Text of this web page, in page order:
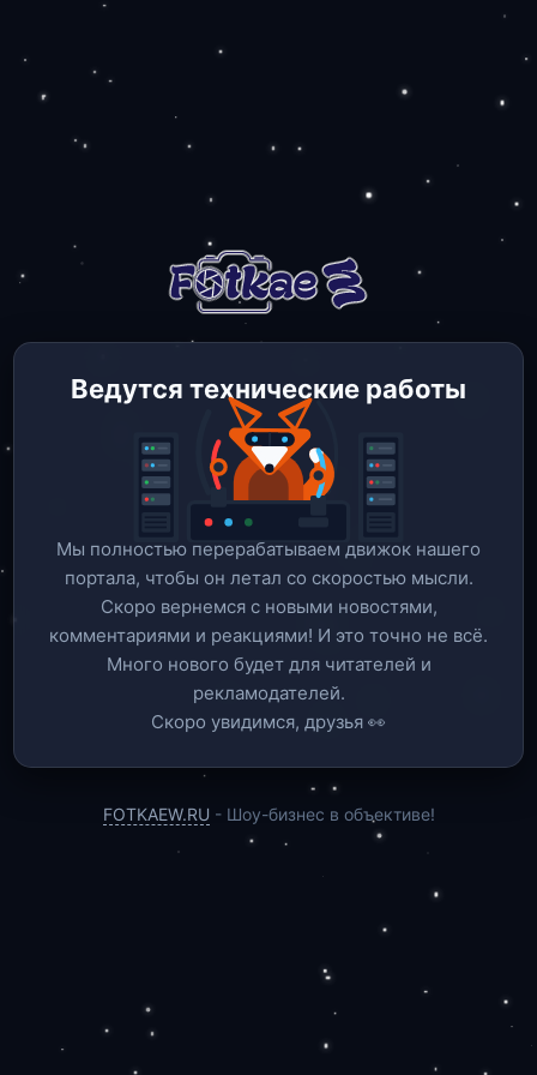
Ведутся технические работы
Мы полностью перерабатываем движок нашего
портала, чтобы он летал со скоростью мысли.
Скоро вернемся c новыми новостями,
комментариями и реакциями! И это точно не всё.
Много нового будет для читателей и
рекламодателей.
Скоро увидимся, друзья 👀
FOTKAEW.RU - Шоу-бизнес в объективе!